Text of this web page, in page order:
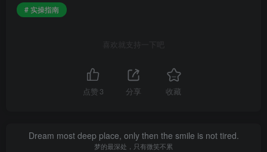
# 实操指南
喜欢就支持一下吧
点赞 3 分享 收藏
Dream most deep place, only then the smile is not tired.
梦的最深处，只有微笑不累